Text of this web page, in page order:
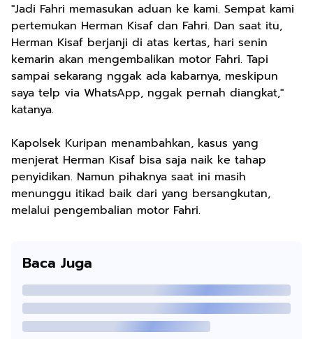
"Jadi Fahri memasukan aduan ke kami. Sempat kami
pertemukan Herman Kisaf dan Fahri. Dan saat itu,
Herman Kisaf berjanji di atas kertas, hari senin
kemarin akan mengembalikan motor Fahri. Tapi
sampai sekarang nggak ada kabarnya, meskipun
saya telp via WhatsApp, nggak pernah diangkat,"
katanya.
Kapolsek Kuripan menambahkan, kasus yang
menjerat Herman Kisaf bisa saja naik ke tahap
penyidikan. Namun pihaknya saat ini masih
menunggu itikad baik dari yang bersangkutan,
melalui pengembalian motor Fahri.
Baca Juga